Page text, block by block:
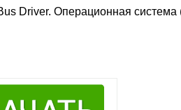
Driver. Операционная